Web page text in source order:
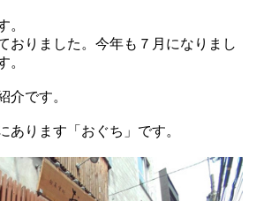
。
おりました。今年も７月になりまし
。
介です。
あります「おぐち」です。